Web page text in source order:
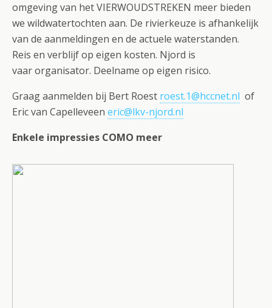
omgeving van het VIERWOUDSTREKEN meer bieden
we wildwatertochten aan. De rivierkeuze is afhankelijk
van de aanmeldingen en de actuele waterstanden.
Reis en verblijf op eigen kosten. Njord is
vaar organisator. Deelname op eigen risico.
Graag aanmelden bij Bert Roest roest.1@hccnet.nl of
Eric van Capelleveen eric@lkv-njord.nl
Enkele impressies COMO meer